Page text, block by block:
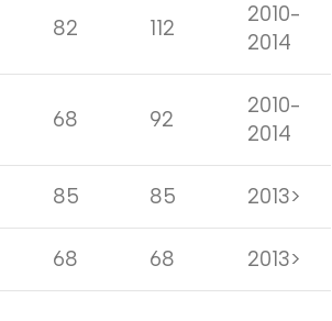
82 112
2010-
2014
68 92
2010-
2014
85 85 2013>
68 68 2013>